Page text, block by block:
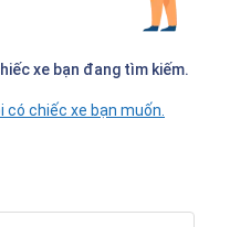
xe bạn đang tìm kiếm.
có chiếc xe bạn muốn.